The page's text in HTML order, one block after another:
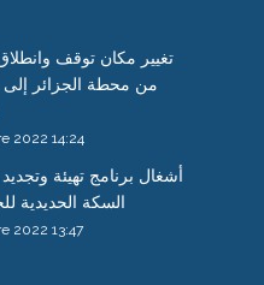
تغيير مكان توقف
من محطة الجزائر إلى
2022 14:24
السكة الحديدية
2022 13:47